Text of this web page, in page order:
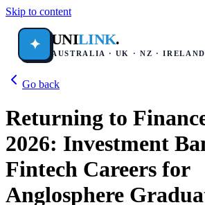
Skip to content
✦ UNILINK.
AUSTRALIA · UK · NZ ·
Go back
Returning to
2026: Investment
Fintech Careers for
Anglosphere